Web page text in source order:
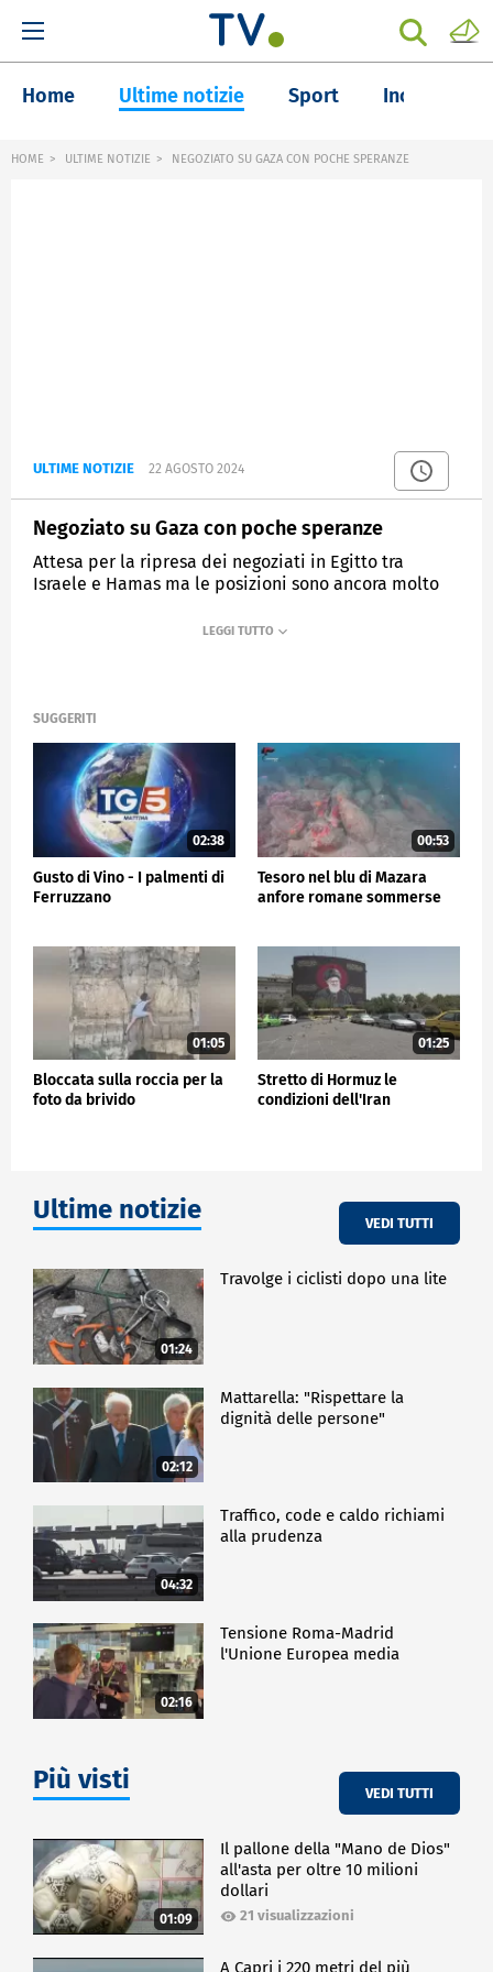
Home Ultime notizie Sport Inchieste
HOME ULTIME NOTIZIE NEGOZIATO SU GAZA CON POCHE SPERANZE
ULTIME NOTIZIE 22 AGOSTO 2024
Negoziato su Gaza con poche speranze
Attesa per la ripresa dei negoziati in Egitto tra
Israele e Hamas ma le posizioni sono ancora molto
SUGGERITI
02:38
Gusto di Vino - I palmenti di
Ferruzzano
00:53
Tesoro nel blu di Mazara
anfore romane sommerse
01:05
Bloccata sulla roccia per la
foto da brivido
01:25
Stretto di Hormuz le
condizioni dell'Iran
Ultime notizie VEDI TUTTI
01:24
Travolge i ciclisti dopo una lite
02:12
Mattarella: "Rispettare la
dignità delle persone"
04:32
Traffico, code e caldo richiami
alla prudenza
02:16
Tensione Roma-Madrid
l'Unione Europea media
Più visti VEDI TUTTI
01:09
Il pallone della "Mano de Dios"
all'asta per oltre 10 milioni
dollari
21 visualizzazioni
A Capri i 220 metri del più